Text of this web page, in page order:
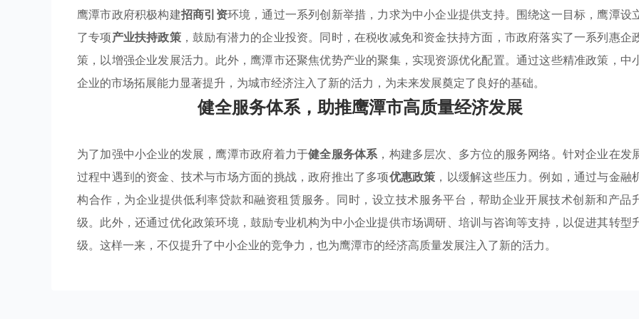
鹰潭市政府积极构建招商引资环境，通过一系列创新举措，力求为中小企业提供支持。围绕这一目标，鹰潭设
了专项产业扶持政策，鼓励有潜力的企业投资。同时，在税收减免和资金扶持方面，市政府落实了一系列惠企
策，以增强企业发展活力。此外，鹰潭市还聚焦优势产业的聚集，实现资源优化配置。通过这些精准政策，中
企业的市场拓展能力显著提升，为城市经济注入了新的活力，为未来发展奠定了良好的基础。
健全服务体系，助推鹰潭市高质量经济发展
为了加强中小企业的发展，鹰潭市政府着力于健全服务体系，构建多层次、多方位的服务网络。针对企业在发
过程中遇到的资金、技术与市场方面的挑战，政府推出了多项优惠政策 ，以缓解这些压力。例如，通过与金融
构合作，为企业提供低利率贷款和融资租赁服务。同时，设立技术服务平台，帮助企业开展技术创新和产品
级。此外，还通过优化政策环境，鼓励专业机构为中小企业提供市场调研、培训与咨询等支持，以促进其转型
级。这样一来，不仅提升了中小企业的竞争力，也为鹰潭市的经济高质量发展注入了新的活力。